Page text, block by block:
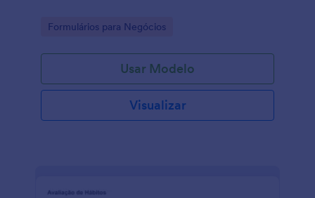
Go to Category:
Formulários para Negócios
Usar Modelo
Visualizar